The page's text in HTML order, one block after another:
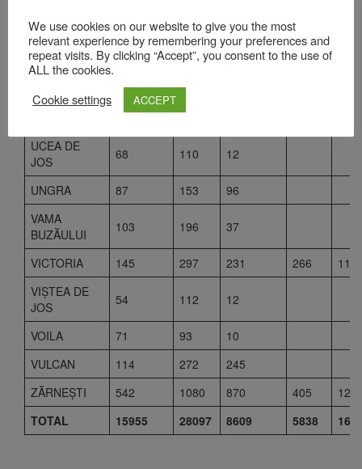
TĂRLUNGENI
319 656
85
TELIU
TICUŞU
50 85
UCEA DE
JOS
68 110 12
UNGRA 87 153
96
VAMA
BUZĂULUI
103 196 37
VICTORIA 145 297 231 266
110
VIŞTEA DE
JOS
54 112 12
VOILA 71 93
10
VULCAN
114 272
245
ZĂRNEŞTI
542 1080 870 405
120
TOTAL
15955 28097 8609 5838
We use cookies on our website to give you the most
relevant experience by remembering your preferences and
repeat visits. By clicking “Accept”, you consent to the use of
ALL the cookies.
Cookie settings
ACCEPT